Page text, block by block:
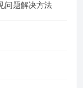
问题解决方法